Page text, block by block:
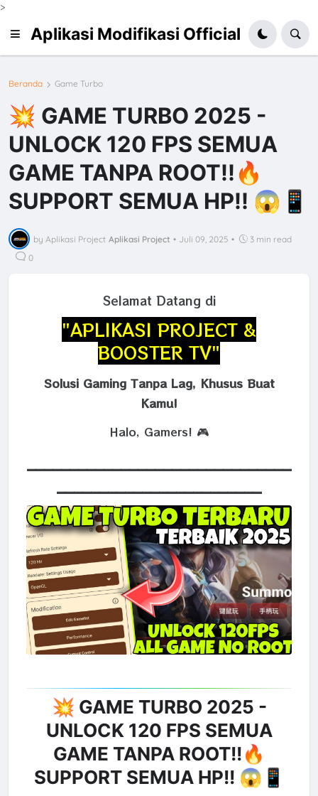
>
Aplikasi Modifikasi Official
Beranda Game Turbo
💥 GAME TURBO 2025 -
UNLOCK 120 FPS SEMUA
GAME TANPA ROOT!!🔥
SUPPORT SEMUA HP!! 😱📱
by Aplikasi Project Aplikasi Project • Juli 09, 2025 •
3 min read
0
Selamat Datang di
"APLIKASI PROJECT &
BOOSTER TV"
Solusi Gaming Tanpa Lag, Khusus Buat
Kamu!
Halo, Gamers! 🎮
💥 GAME TURBO 2025 -
UNLOCK 120 FPS SEMUA
GAME TANPA ROOT!!🔥
SUPPORT SEMUA HP!! 😱📱